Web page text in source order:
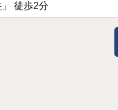
」 徒歩2分